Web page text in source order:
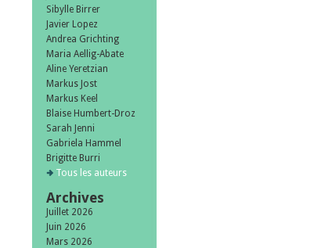
Sibylle Birrer
Javier Lopez
Andrea Grichting
Maria Aellig-Abate
Aline Yeretzian
Markus Jost
Markus Keel
Blaise Humbert-Droz
Sarah Jenni
Gabriela Hammel
Brigitte Burri
Tous les auteurs
Archives
Juillet 2026
Juin 2026
Mars 2026